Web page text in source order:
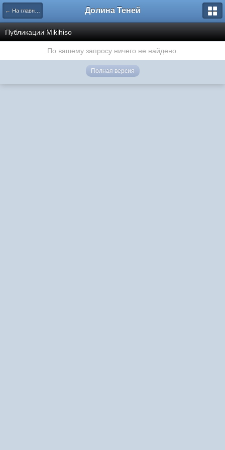
← На главную Долина Теней
Публикации Mikihiso
По вашему запросу ничего не найдено.
Полная версия